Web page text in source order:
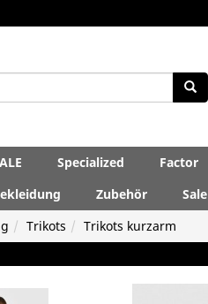
Specialized Factor
Zubehör Sale
Trikots Trikots kurzarm